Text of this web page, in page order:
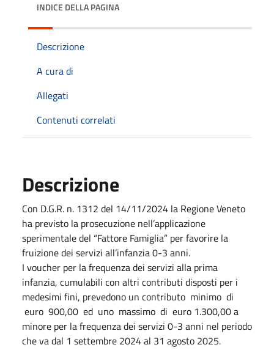
INDICE DELLA PAGINA
Descrizione
A cura di
Allegati
Contenuti correlati
Descrizione
Con D.G.R. n. 1312 del 14/11/2024 la Regione Veneto
ha previsto la prosecuzione nell’applicazione
sperimentale del “Fattore Famiglia” per favorire la
fruizione dei servizi all’infanzia 0-3 anni.
I voucher per la frequenza dei servizi alla prima
infanzia, cumulabili con altri contributi disposti per i
medesimi fini, prevedono un contributo minimo di
euro 900,00 ed uno massimo di euro 1.300,00 a
minore per la frequenza dei servizi 0-3 anni nel periodo
che va dal 1 settembre 2024 al 31 agosto 2025.